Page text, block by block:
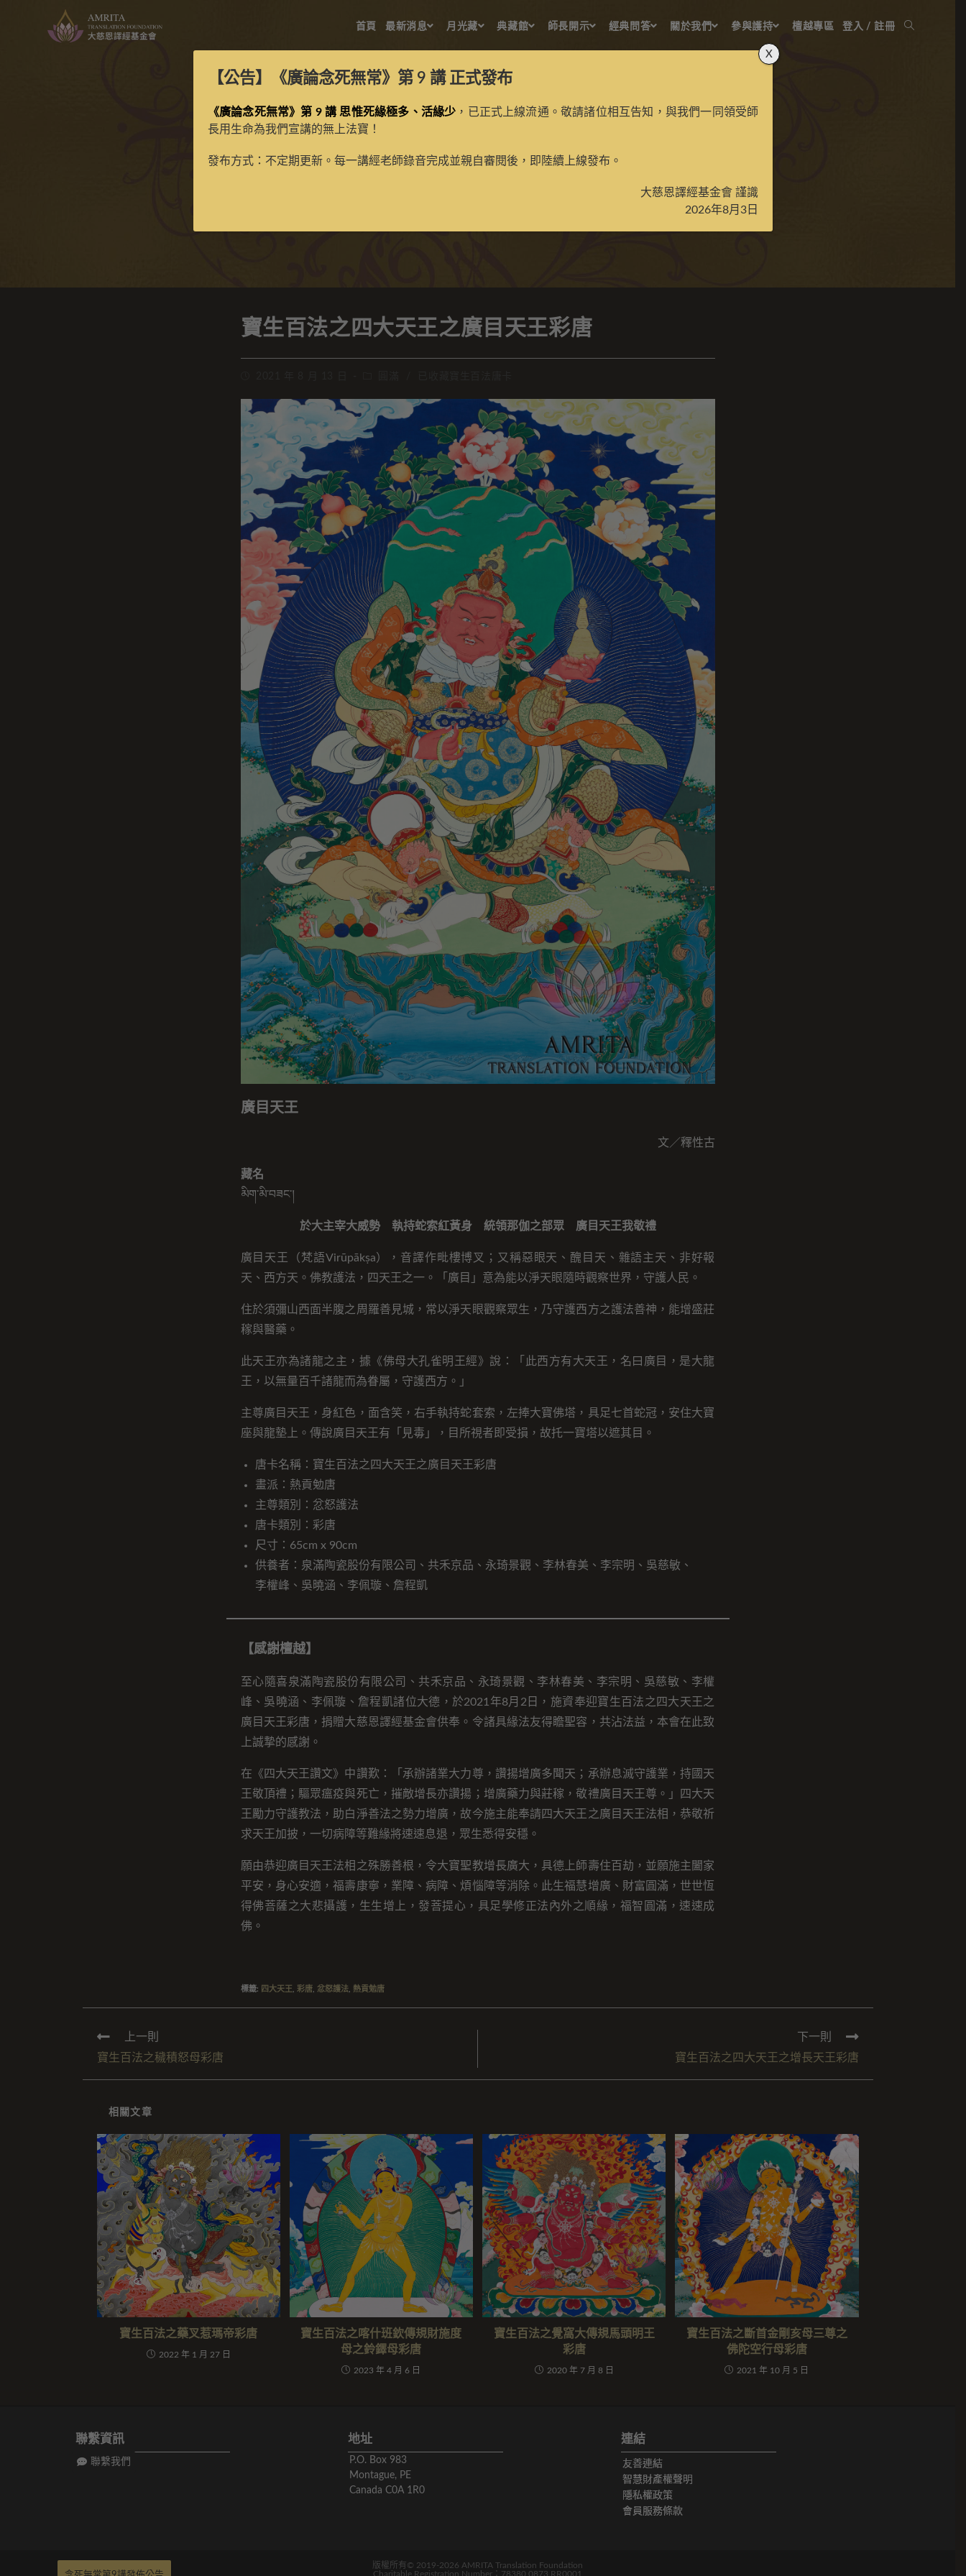
首頁 最新消息 月光藏 典藏館 師長開示 經典問答 關於我們 參與護持 檀越專區 登入 / 註冊
寶生百法之四大天王之廣目天王彩唐
寶生百法之四大天王之廣目天王彩唐
廣目天王
文／釋性古
藏名
མིག་མི་བཟང་།
於大主宰大威勢 執持蛇索紅黃身 統領那伽之部眾 廣目天王我敬禮
廣目天王（梵語Virūpākṣa），音譯作毗樓博叉；又稱惡眼天、醜目天、雜語主天、非好報
天、西方天。佛教護法，四天王之一。「廣目」意為能以淨天眼隨時觀察世界，守護人民。
住於須彌山西面半腹之周羅善見城，常以淨天眼觀察眾生，乃守護西方之護法善神，能增盛莊
稼與醫藥。
此天王亦為諸龍之主，據《佛母大孔雀明王經》說：「此西方有大天王，名曰廣目，是大龍
王，以無量百千諸龍而為眷屬，守護西方。」
主尊廣目天王，身紅色，面含笑，右手執持蛇套索，左捧大寶佛塔，具足七首蛇冠，安住大寶
座與龍墊上。傳說廣目天王有「見毒」，目所視者即受損，故托一寶塔以遮其目。
唐卡名稱：寶生百法之四大天王之廣目天王彩唐
畫派：熱貢勉唐
主尊類別：忿怒護法
唐卡類別：彩唐
尺寸：65cm x 90cm
供養者：泉滿陶瓷股份有限公司、共禾京品、永琦景觀、李林春美、李宗明、吳慈敏、
李權峰、吳曉涵、李佩璇、詹程凱
【感謝檀越】
至心隨喜泉滿陶瓷股份有限公司、共禾京品、永琦景觀、李林春美、李宗明、吳慈敏、李權
峰、吳曉涵、李佩璇、詹程凱諸位大德，於2021年8月2日，施資奉迎寶生百法之四大天王之
廣目天王彩唐，捐贈大慈恩譯經基金會供奉。令諸具緣法友得瞻聖容，共沾法益，本會在此致
上誠摯的感謝。
在《四大天王讚文》中讚歎：「承辦諸業大力尊，讚揚增廣多聞天；承辦息滅守護業，持國天
王敬頂禮；驅眾瘟疫與死亡，摧敵增長亦讚揚；增廣藥力與莊稼，敬禮廣目天王尊。」四大天
王勵力守護教法，助白淨善法之勢力增廣，故今施主能奉請四大天王之廣目天王法相，恭敬祈
求天王加披，一切病障等難緣將速速息退，眾生悉得安穩。
願由恭迎廣目天王法相之殊勝善根，令大寶聖教增長廣大，具德上師壽住百劫，並願施主闔家
平安，身心安適，福壽康寧，業障、病障、煩惱障等消除。此生福慧增廣、財富圓滿，世世恆
得佛菩薩之大悲攝護，生生增上，發菩提心，具足學修正法內外之順緣，福智圓滿，速速成
佛。
標籤: 四大天王 彩唐, 忿怒護法, 熱貢勉唐
上一則
寶生百法之穢積怒母彩唐
下一則
寶生百法之四大天王之增長天王彩唐
相關文章
寶生百法之藥叉惹瑪帝彩唐
2022 年 1 月 27 日
寶生百法之喀什班欽傳規財施度
母之鈴鐸母彩唐
2023 年 4 月 6 日
寶生百法之覺窩大傳規馬頭明王
彩唐
2020 年 7 月 8 日
寶生百法之斷首金剛亥母三尊之
佛陀空行母彩唐
2021 年 10 月 5 日
聯繫資訊
聯繫我們
地址
P.O. Box 983
Montague, PE
Canada C0A 1R0
連結
友善連結
智慧財產權聲明
隱私權政策
會員服務條款
版權所有© 2019-2026 AMRITA Translation Foundation
Charitable Registration Number：78380 0873 RR0001
【公告】 《廣論念死無常》第 9 講正式發布
《廣論念死無常》第 9 講 思惟死緣極多、活緣少 ，已正式上線流通。敬請諸位相互告知，與我們一同領受師
長用生命為我們宣講的無上法寶！
發布方式：不定期更新。每一講經老師錄音完成並親自審閱後，即陸續上線發布。
大慈恩譯經基金會 謹識
2026年8月3日
X